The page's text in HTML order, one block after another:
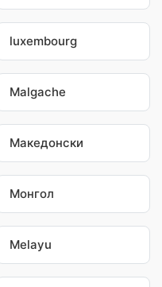
luxembourg
Malgache
Македонски
Монгол
Melayu